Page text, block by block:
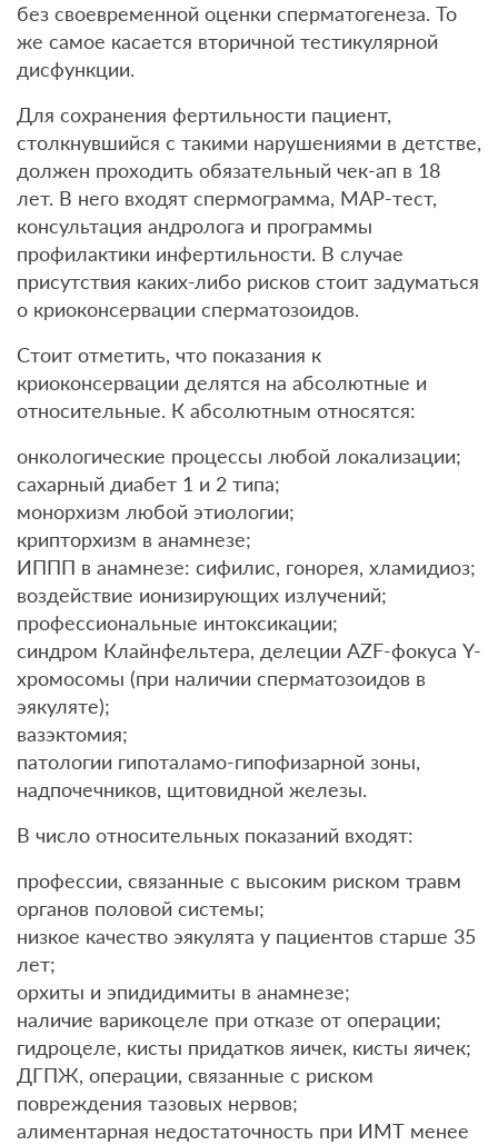
без своевременной оценки сперматогенеза. То
же самое касается вторичной тестикулярной
дисфункции.
Для сохранения фертильности пациент,
столкнувшийся с такими нарушениями в детстве,
должен проходить обязательный чек-ап в 18
лет. В него входят спермограмма, МАР-тест,
консультация андролога и программы
профилактики инфертильности. В случае
присутствия каких-либо рисков стоит задуматься
о криоконсервации сперматозоидов.
Стоит отметить, что показания к
криоконсервации делятся на абсолютные и
относительные. К абсолютным относятся:
онкологические процессы любой локализации;
сахарный диабет 1 и 2 типа;
монорхизм любой этиологии;
крипторхизм в анамнезе;
ИППП в анамнезе: сифилис, гонорея, хламидиоз;
воздействие ионизирующих излучений;
профессиональные интоксикации;
синдром Клайнфельтера, делеции AZF-фокуса Y-
хромосомы (при наличии сперматозоидов в
эякуляте);
вазэктомия;
патологии гипоталамо-гипофизарной зоны,
надпочечников, щитовидной железы.
В число относительных показаний входят:
профессии, связанные с высоким риском травм
органов половой системы;
низкое качество эякулята у пациентов старше 35
лет;
орхиты и эпидидимиты в анамнезе;
наличие варикоцеле при отказе от операции;
гидроцеле, кисты придатков яичек, кисты яичек;
ДГПЖ, операции, связанные с риском
повреждения тазовых нервов;
алиментарная недостаточность при ИМТ менее